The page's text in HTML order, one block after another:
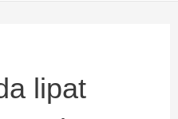
lipat